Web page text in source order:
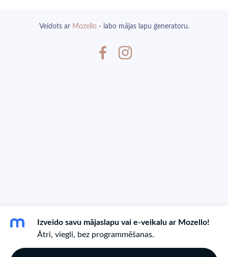
Veidots ar Mozello- labo mājas lapu ģeneratoru.
Izveido savu mājaslapu vai e-veikalu ar Mozello!
Ātri, viegli, bez programmēšanas.